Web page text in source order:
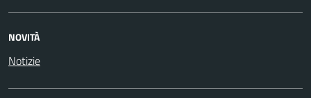
NOVITÀ
Notizie